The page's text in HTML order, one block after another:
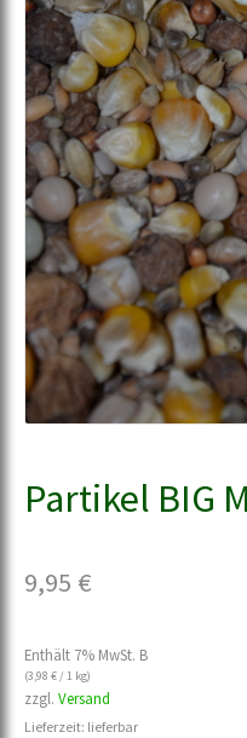
Partikel BIG
9,95 €
Enthält 7% MwSt. B
(3,98 €/ 1 kg)
zzgl. Versand
Lieferzeit: lieferbar